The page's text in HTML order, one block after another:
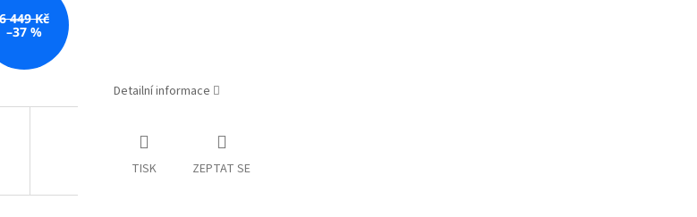
6 449 Kč
–37 %
Detailní informace
TISK ZEPTAT SE